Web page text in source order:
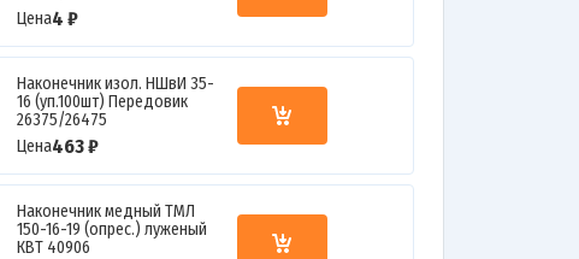
Цена4 ₽
Наконечник изол. НШвИ 35-
16 (уп.100шт) Передовик
26375/26475
Цена463 ₽
Наконечник медный ТМЛ
150-16-19 (опрес.) луженый
КВТ 40906